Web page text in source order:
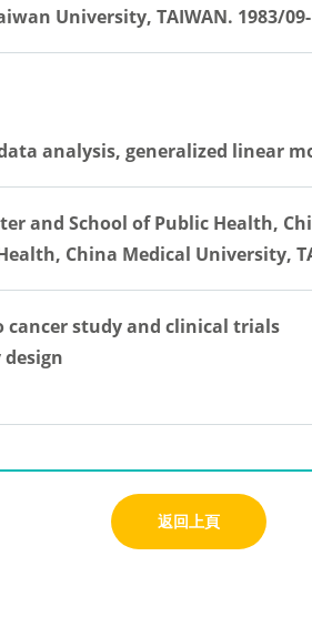
University, TAIWAN. 1983/
analysis, generalized linear
and School of Public Health,
China Medical University,
study and clinical trials
返回上頁